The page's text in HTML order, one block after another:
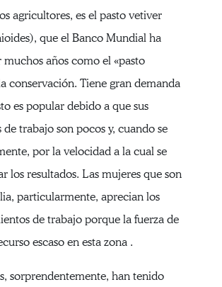
agricultores, es el pasto vetiver
que el Banco Mundial ha
años como el «pasto
conservación. Tiene gran demanda
es popular debido a que sus
trabajo son pocos y, cuando se
por la velocidad a la cual se
los resultados. Las mujeres que son
particularmente, aprecian los
de trabajo porque la fuerza de
escaso en esta zona .
sorprendentemente, han tenido